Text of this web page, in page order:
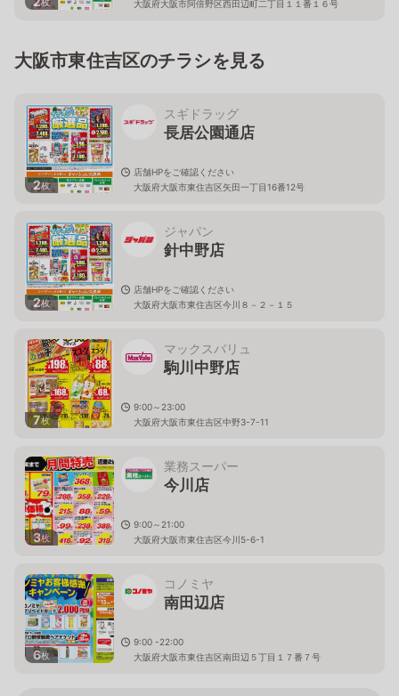
大阪府大阪市阿倍野区西田辺町二丁目１１番１６号
大阪市東住吉区のチラシを見る
2枚
スギドラッグ
長居公園通店
店舗HPをご確認ください
大阪府大阪市東住吉区矢田一丁目16番12号
2枚
ジャパン
針中野店
店舗HPをご確認ください
大阪府大阪市東住吉区今川８－２－１５
7枚
マックスバリュ
駒川中野店
9:00～23:00
大阪府大阪市東住吉区中野3-7-11
3枚
業務スーパー
今川店
9:00～21:00
大阪府大阪市東住吉区今川5-6-1
6枚
コノミヤ
南田辺店
9:00 -22:00
大阪府大阪市東住吉区南田辺５丁目１７番７号